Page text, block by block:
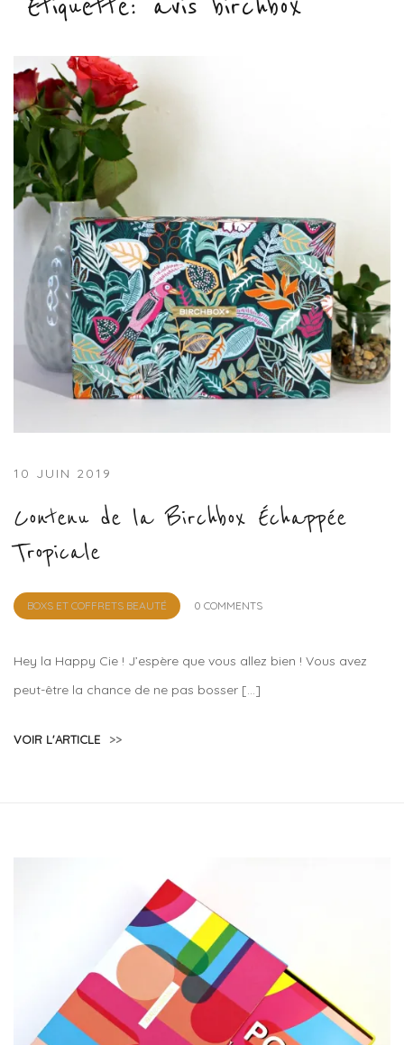
10 JUIN 2019
Contenu de la Birchbox Échappée
Tropicale
BOXS ET COFFRETS BEAUTÉ
by
0 COMMENTS
Hey la Happy Cie ! J’espère que vous allez bien ! Vous avez
peut-être la chance de ne pas bosser […]
VOIR L'ARTICLE >>